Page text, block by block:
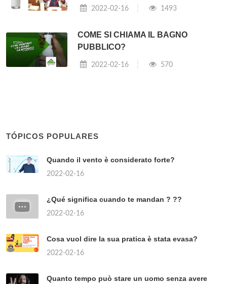
2022-02-16 1493
COME SI CHIAMA IL BAGNO
PUBBLICO?
2022-02-16 570
TÓPICOS POPULARES
Quando il vento è considerato forte?
2022-02-16
¿Qué significa cuando te mandan ? ??
2022-02-16
Cosa vuol dire la sua pratica è stata evasa?
2022-02-16
Quanto tempo può stare un uomo senza avere